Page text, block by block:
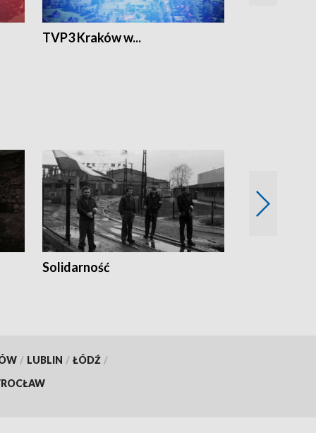
TVP3 Kraków w...
Solidarność
/ LUBLIN / ŁÓDŹ /